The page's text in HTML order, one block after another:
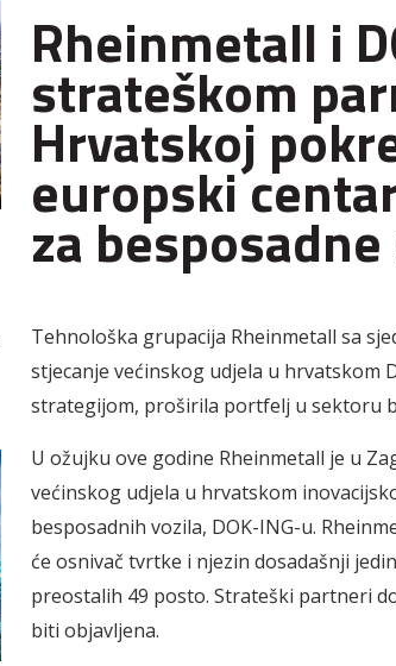
Rheinmetall i
strateškom
Hrvatskoj
europski
za
Tehnološka grupacija Rheinmetall sa
stjecanje većinskog udjela u hrvatskom
strategijom, proširila portfelj u sektoru
U ožujku ove godine Rheinmetall je u
većinskog udjela u hrvatskom
besposadnih vozila, DOK-ING-u.
će osnivač tvrtke i njezin dosadašnji
preostalih 49 posto. Strateški partneri
biti objavljena.